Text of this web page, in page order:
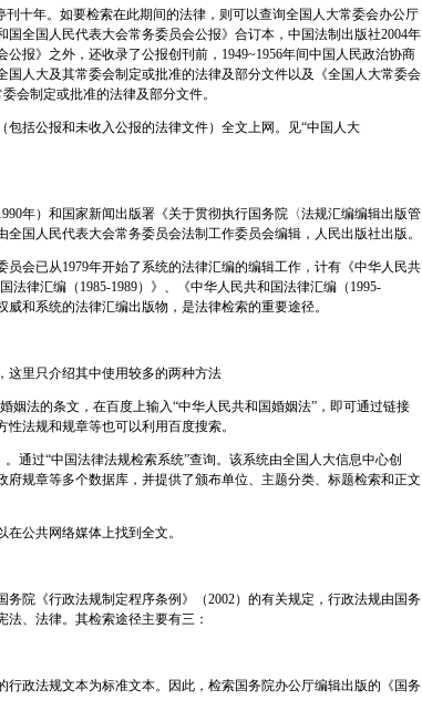
十年。如要检索在此期间的法律，则可以查询全国人大常委会办公厅
全国人民代表大会常务委员会公报》合订本，中国法制出版社2004年
报》之外，还收录了公报创刊前，1949~1956年间中国人民政治协商
人大及其常委会制定或批准的法律及部分文件以及《全国人大常委会
会制定或批准的法律及部分文件。
括公报和未收入公报的法律文件）全文上网。见“中国人大
年）和国家新闻出版署《关于贯彻执行国务院〈法规汇编编辑出版管
国人民代表大会常务委员会法制工作委员会编辑，人民出版社出版。
会已从1979年开始了系统的法律汇编的编辑工作，计有《中华人民共
法律汇编（1985-1989）》、《中华人民共和国法律汇编（1995-
和系统的法律汇编出版物，是法律检索的重要途径。
里只介绍其中使用较多的两种方法
姻法的条文，在百度上输入“中华人民共和国婚姻法”，即可通过链接
法规和规章等也可以利用百度搜索。
通过“中国法律法规检索系统”查询。该系统由全国人大信息中心创
规章等多个数据库，并提供了颁布单位、主题分类、标题检索和正文
公共网络媒体上找到全文。
院《行政法规制定程序条例》（2002）的有关规定，行政法规由国务
、法律。其检索途径主要有三：
政法规文本为标准文本。因此，检索国务院办公厅编辑出版的《国务